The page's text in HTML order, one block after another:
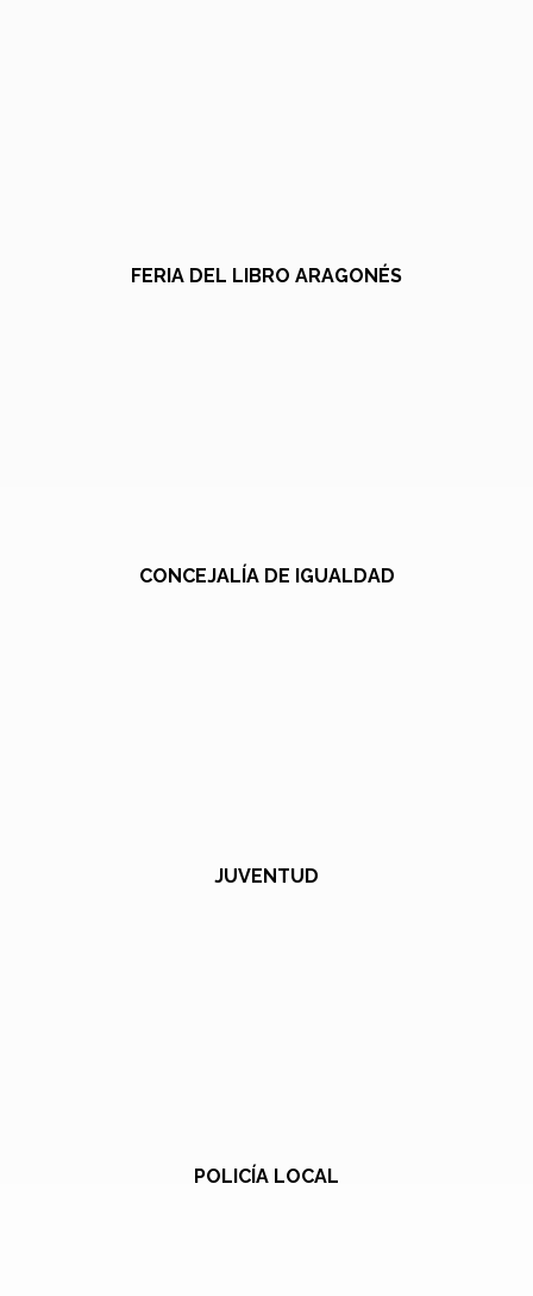
FERIA DEL LIBRO ARAGONÉS
CONCEJALÍA DE IGUALDAD
JUVENTUD
POLICÍA LOCAL